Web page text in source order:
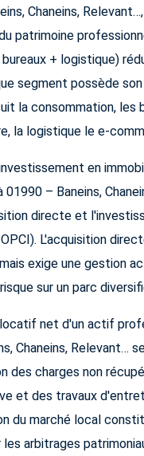
Chaneins,
patrimoine
+ logistique)
segment possède
la consommation, les
la logistique le e-
en
– Baneins,
directe et
L'acquisition
exige une gestion
sur un parc
net d'un actif
Chaneins, Relevant…
des charges non
et des travaux
du marché local
arbitrages